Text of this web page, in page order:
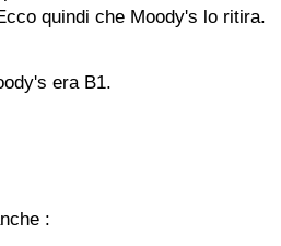
quindi che Moody's lo ritira.
era B1.
: